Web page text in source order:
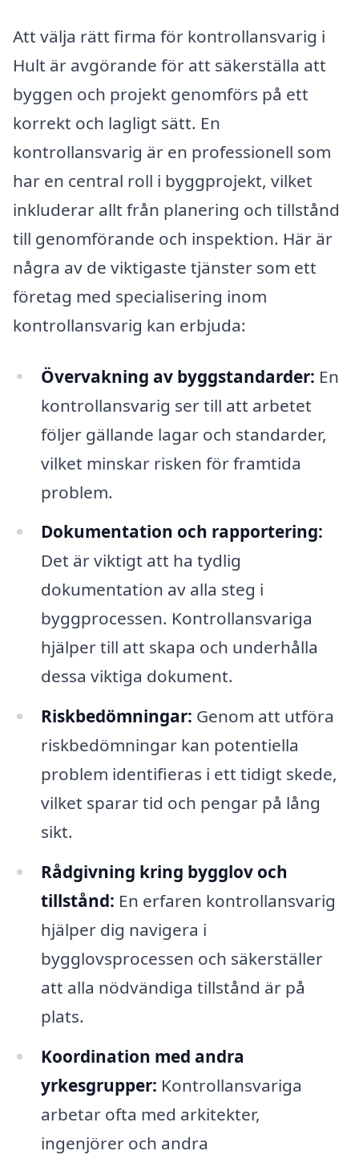
Att välja rätt firma för kontrollansvarig i
Hult är avgörande för att säkerställa att
byggen och projekt genomförs på ett
korrekt och lagligt sätt. En
kontrollansvarig är en professionell som
har en central roll i byggprojekt, vilket
inkluderar allt från planering och tillstånd
till genomförande och inspektion. Här är
några av de viktigaste tjänster som ett
företag med specialisering inom
kontrollansvarig kan erbjuda:
Övervakning av byggstandarder: En
kontrollansvarig ser till att arbetet
följer gällande lagar och standarder,
vilket minskar risken för framtida
problem.
Dokumentation och rapportering:
Det är viktigt att ha tydlig
dokumentation av alla steg i
byggprocessen. Kontrollansvariga
hjälper till att skapa och underhålla
dessa viktiga dokument.
Riskbedömningar: Genom att utföra
riskbedömningar kan potentiella
problem identifieras i ett tidigt skede,
vilket sparar tid och pengar på lång
sikt.
Rådgivning kring bygglov och
tillstånd: En erfaren kontrollansvarig
hjälper dig navigera i
bygglovsprocessen och säkerställer
att alla nödvändiga tillstånd är på
plats.
Koordination med andra
yrkesgrupper: Kontrollansvariga
arbetar ofta med arkitekter,
ingenjörer och andra